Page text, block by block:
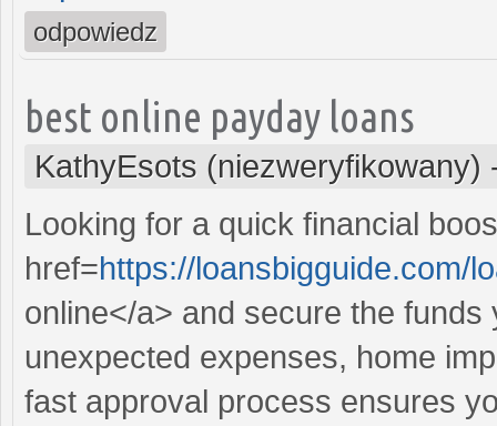
odpowiedz
best online payday loans
KathyEsots (niezweryfikowany)
Looking for a quick financial
href=https://loansbigguide.com/
online</a> and secure the
unexpected expenses, home
fast approval process ensures